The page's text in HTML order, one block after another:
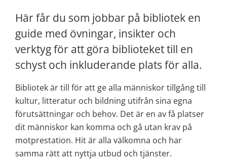
Här får du som jobbar på bibliotek en
guide med övningar, insikter och
verktyg för att göra biblioteket till en
schyst och inkluderande plats för alla.
Bibliotek är till för att ge alla människor tillgång till
kultur, litteratur och bildning utifrån sina egna
förutsättningar och behov. Det är en av få platser
dit människor kan komma och gå utan krav på
motprestation. Hit är alla välkomna och har
samma rätt att nyttja utbud och tjänster.